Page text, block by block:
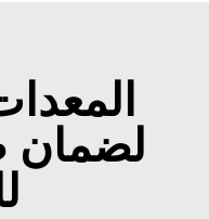
لضمان